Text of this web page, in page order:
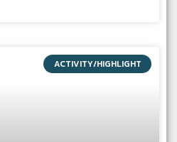
ACTIVITY/HIGHLIGHT